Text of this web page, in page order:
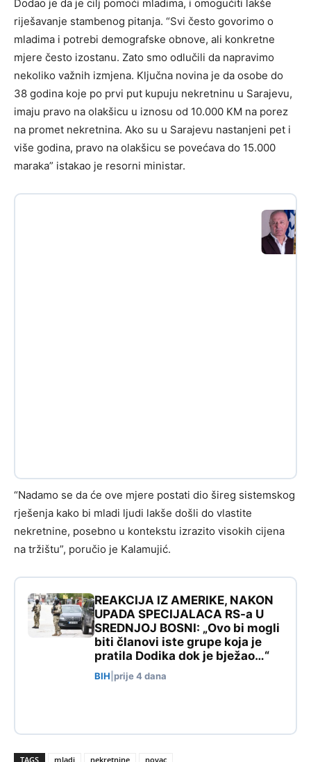
Dodao je da je cilj pomoći mladima, i omogućiti lakše
riješavanje stambenog pitanja. “Svi često govorimo o
mladima i potrebi demografske obnove, ali konkretne
mjere često izostanu. Zato smo odlučili da napravimo
nekoliko važnih izmjena. Ključna novina je da osobe do
38 godina koje po prvi put kupuju nekretninu u Sarajevu,
imaju pravo na olakšicu u iznosu od 10.000 KM na porez
na promet nekretnina. Ako su u Sarajevu nastanjeni pet i
više godina, pravo na olakšicu se povećava do 15.000
maraka” istakao je resorni ministar.
“Nadamo se da će ove mjere postati dio šireg sistemskog
rješenja kako bi mladi ljudi lakše došli do vlastite
nekretnine, posebno u kontekstu izrazito visokih cijena
na tržištu”, poručio je Kalamujić.
REAKCIJA IZ AMERIKE, NAKON
UPADA SPECIJALACA RS-a U
SREDNJOJ BOSNI: „Ovo bi mogli
biti članovi iste grupe koja je
pratila Dodika dok je bježao…“
BIH prije 4 dana
TAGS mladi nekretnine novac